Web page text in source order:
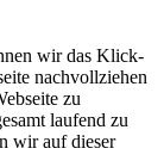
wir das Klick-
nachvollziehen
zu
laufend zu
wir auf dieser